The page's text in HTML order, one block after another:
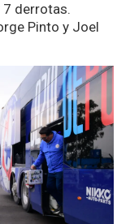
derrotas.
Pinto y Joel